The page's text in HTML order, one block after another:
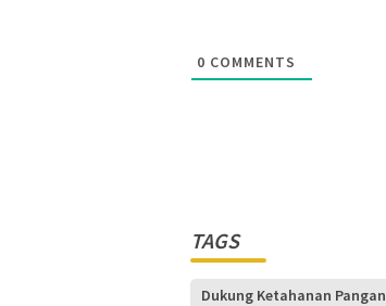
0 COMMENTS
TAGS
Dukung Ketahanan Pangan